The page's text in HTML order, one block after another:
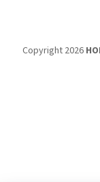
Copyright 2026